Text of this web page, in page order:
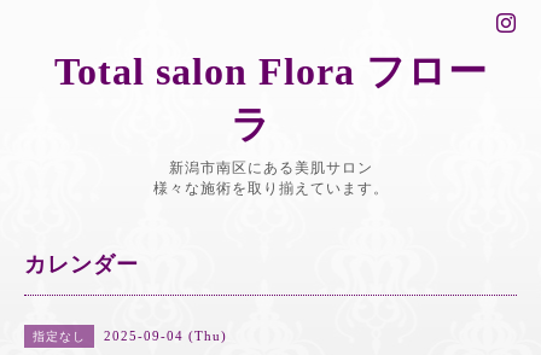
Total salon Flora フロー
ラ
新潟市南区にある美肌サロン
様々な施術を取り揃えています。
カレンダー
指定なし 2025-09-04 (Thu)